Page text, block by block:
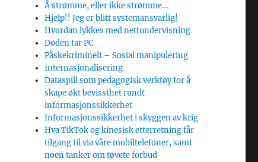
Å strømme, eller ikke strømme…
Hjelp!! Jeg er blitt systemansvarlig!
Hvordan lykkes med nettundervisning
Døden tar PC
Påskekriminelt – Sosial manipulering
Internasjonalisering
Dataspill som pedagogisk verktøy for å
skape økt bevissthet rundt
informasjonssikkerhet
Informasjonssikkerhet i skyggen av krig
Hva TikTok og kinesisk etterretning får
tilgang til via våre mobiltelefoner, samt
noen tanker om tøvete forbud